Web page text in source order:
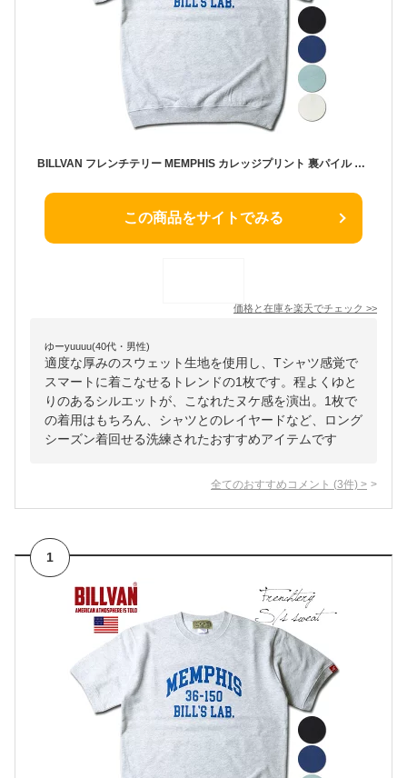
BILLVAN フレンチテリー MEMPHIS カレッジプリント 裏パイル 半袖ライト・スウェット メンズ アメカジ
この商品をサイトでみる
価格と在庫を楽天でチェック >>
ゆーyuuuu(40代・男性)
適度な厚みのスウェット生地を使用し、Tシャツ感覚で
スマートに着こなせるトレンドの1枚です。程よくゆと
りのあるシルエットが、こなれたヌケ感を演出。1枚で
の着用はもちろん、シャツとのレイヤードなど、ロング
シーズン着回せる洗練されたおすすめアイテムです
全てのおすすめコメント (3件) >
1